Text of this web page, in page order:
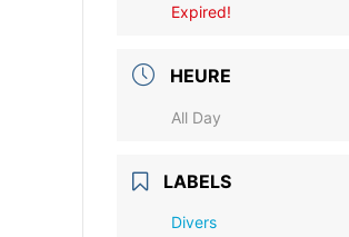
Expired!
HEURE
All Day
LABELS
Divers